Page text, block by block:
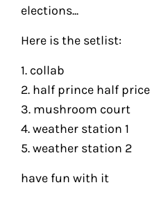
elections...
Here is the setlist:
1. collab
2. half prince half price
3. mushroom court
4. weather station 1
5. weather station 2
have fun with it